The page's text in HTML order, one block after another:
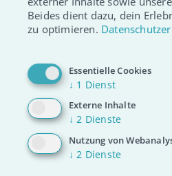
Aktionsteam
diese Crew unterstützt
gemeinsam Aktionen in
Angepasst an deinen
mit anderen jungen
Schulen und
dich und komm ins
Beides dient dazu, dein
zu optimieren.
Essentielle Cookies
↓ 1 Dienst
Externe Inhalte
↓ 2 Dienste
Nutzung von
↓ 2 Dienste